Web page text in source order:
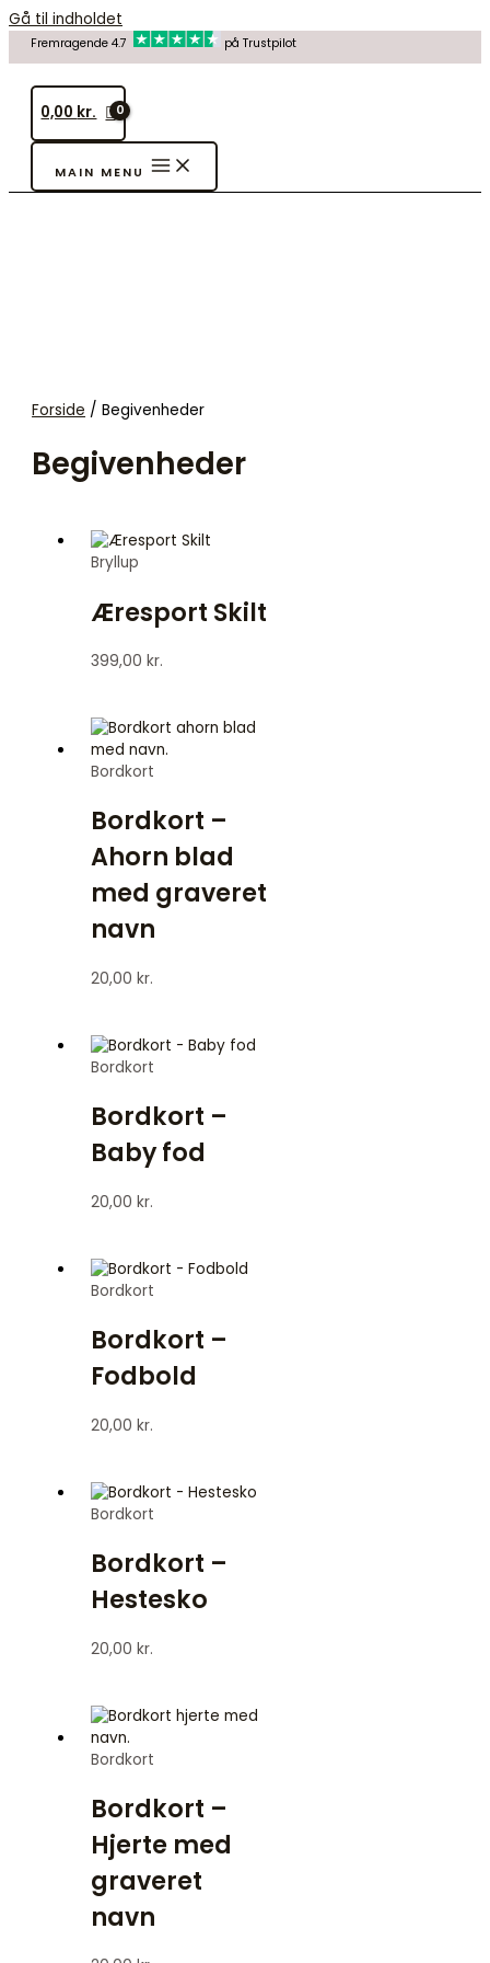
Gå til indholdet
Fremragende 4.7 på Trustpilot
0,00 kr.
MAIN MENU
Forside / Begivenheder
Begivenheder
Bryllup
Æresport Skilt
399,00 kr.
Bordkort
Bordkort –
Ahorn blad
med graveret
navn
20,00 kr.
Bordkort
Bordkort –
Baby fod
20,00 kr.
Bordkort
Bordkort –
Fodbold
20,00 kr.
Bordkort
Bordkort –
Hestesko
20,00 kr.
Bordkort
Bordkort –
Hjerte med
graveret
navn